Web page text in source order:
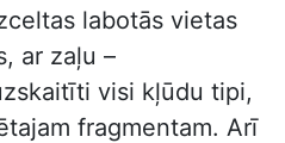
labotās vietas
ar zaļu –
visi kļūdu tipi,
fragmentam. Arī